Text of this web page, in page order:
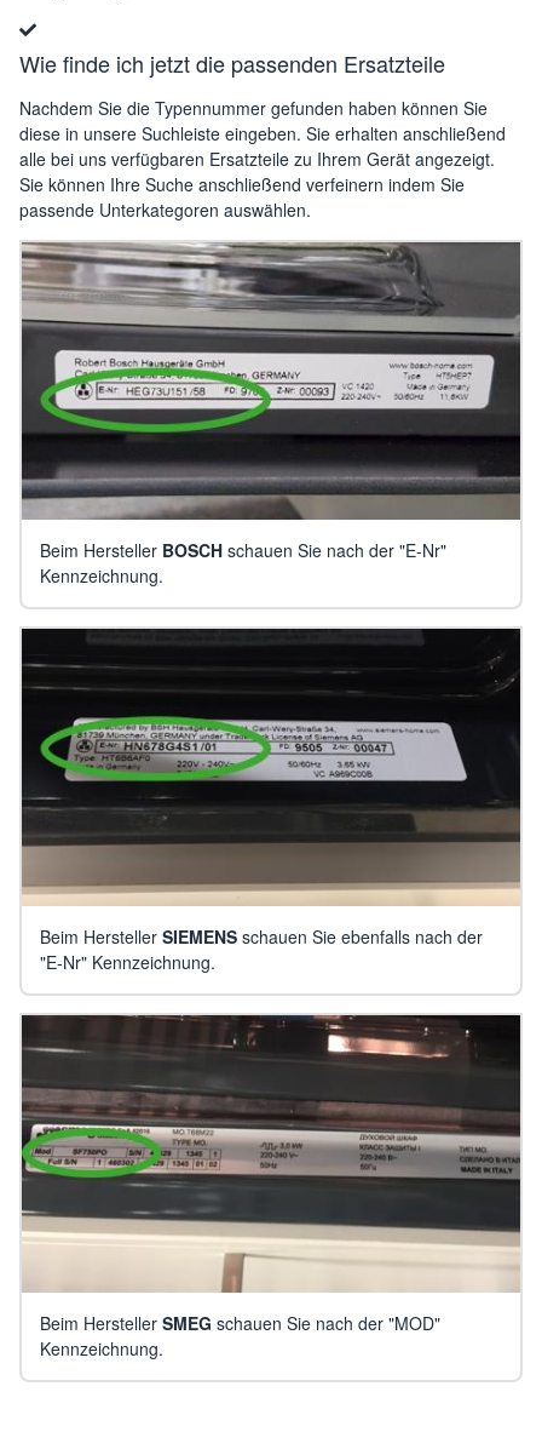
Wie finde ich jetzt die passenden Ersatzteile
Nachdem Sie die Typennummer gefunden haben können Sie
diese in unsere Suchleiste eingeben. Sie erhalten anschließend
alle bei uns verfügbaren Ersatzteile zu Ihrem Gerät angezeigt.
Sie können Ihre Suche anschließend verfeinern indem Sie
passende Unterkategoren auswählen.
Beim Hersteller BOSCH schauen Sie nach der "E-Nr"
Kennzeichnung.
Beim Hersteller SIEMENS schauen Sie ebenfalls nach der
"E-Nr" Kennzeichnung.
Beim Hersteller SMEG schauen Sie nach der "MOD"
Kennzeichnung.